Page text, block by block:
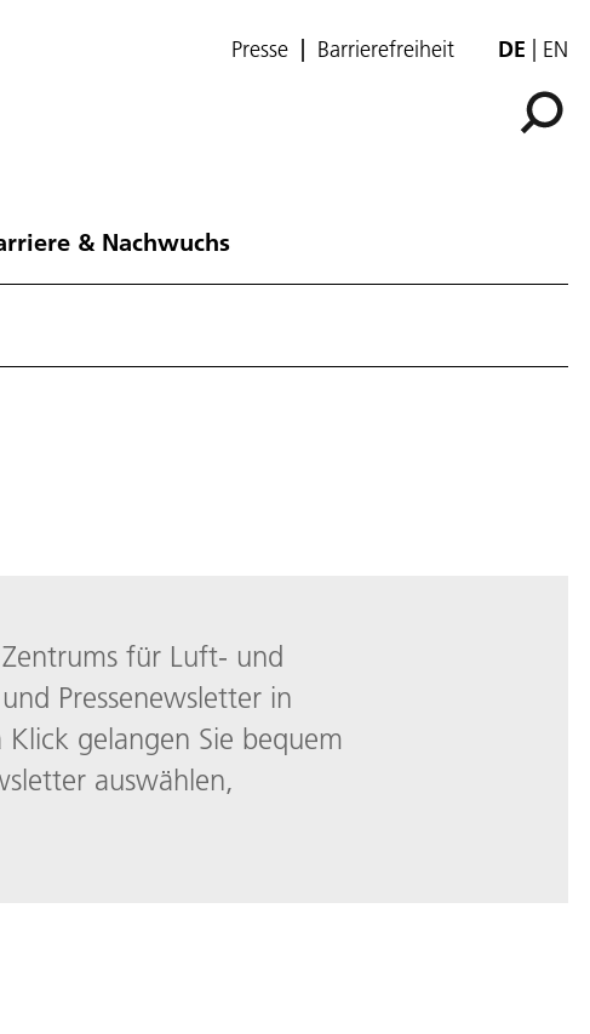
Presse Barrierefreiheit DE EN
& Nachwuchs
für Luft- und
Pressenewsletter in
gelangen Sie bequem
auswählen,